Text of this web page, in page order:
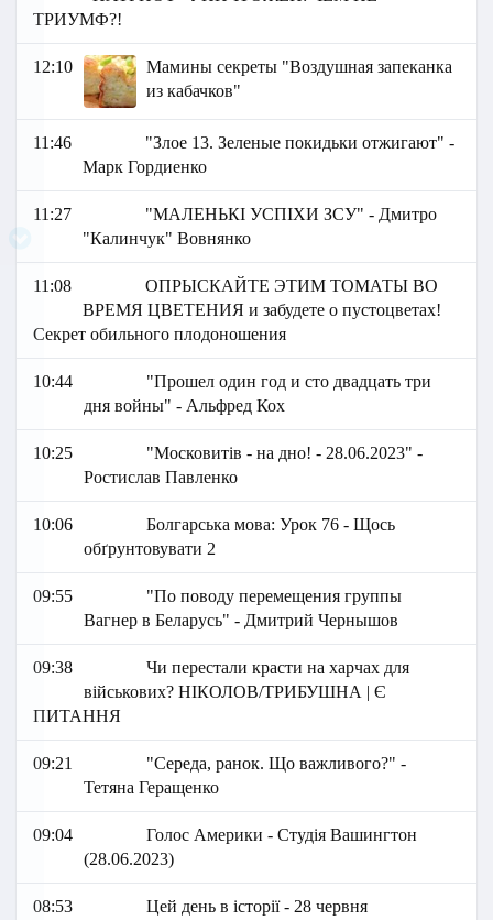
ТРИУМФ?!
12:10
Мамины секреты "Воздушная запеканка
из кабачков"
11:46
"Злое 13. Зеленые покидьки отжигают" -
Марк Гордиенко
11:27
"МАЛЕНЬКІ УСПІХИ ЗСУ" - Дмитро
"Калинчук" Вовнянко
11:08
ОПРЫСКАЙТЕ ЭТИМ ТОМАТЫ ВО
ВРЕМЯ ЦВЕТЕНИЯ и забудете о пустоцветах!
Секрет обильного плодоношения
10:44
"Прошел один год и сто двадцать три
дня войны" - Альфред Кох
10:25
"Московитів - на дно! - 28.06.2023" -
Ростислав Павленко
10:06
Болгарська мова: Урок 76 - Щось
обґрунтовувати 2
09:55
"По поводу перемещения группы
Вагнер в Беларусь" - Дмитрий Чернышов
09:38
Чи перестали красти на харчах для
військових? НІКОЛОВ/ТРИБУШНА | Є
ПИТАННЯ
09:21
"Середа, ранок. Що важливого?" -
Тетяна Геращенко
09:04
Голос Америки - Студія Вашингтон
(28.06.2023)
08:53 Цей день в історії - 28 червня